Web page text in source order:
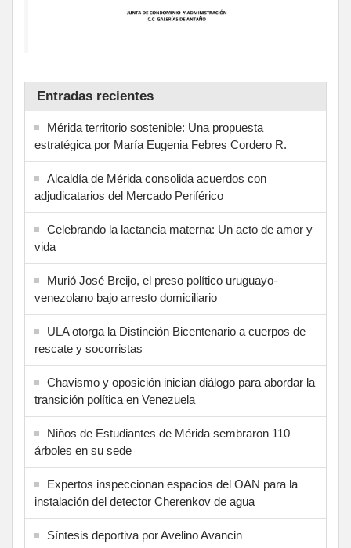
Entradas recientes
Mérida territorio sostenible: Una propuesta
estratégica por María Eugenia Febres Cordero R.
Alcaldía de Mérida consolida acuerdos con
adjudicatarios del Mercado Periférico
Celebrando la lactancia materna: Un acto de amor y
vida
Murió José Breijo, el preso político uruguayo-
venezolano bajo arresto domiciliario
ULA otorga la Distinción Bicentenario a cuerpos de
rescate y socorristas
Chavismo y oposición inician diálogo para abordar la
transición política en Venezuela
Niños de Estudiantes de Mérida sembraron 110
árboles en su sede
Expertos inspeccionan espacios del OAN para la
instalación del detector Cherenkov de agua
Síntesis deportiva por Avelino Avancin